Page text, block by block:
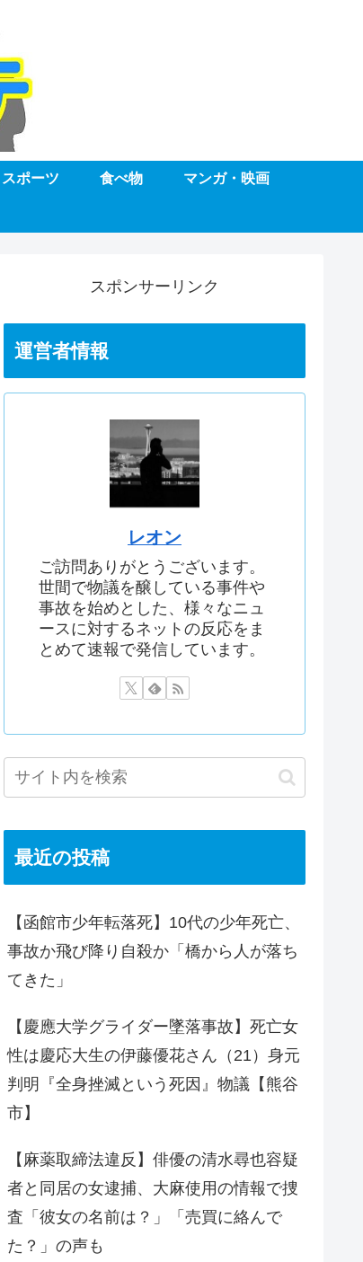
スポーツ 食べ物 マンガ・映画
スポンサーリンク
運営者情報
レオン
ご訪問ありがとうございます。
世間で物議を醸している事件や
事故を始めとした、様々なニュ
ースに対するネットの反応をま
とめて速報で発信しています。
最近の投稿
【函館市少年転落死】10代の少年死亡、
事故か飛び降り自殺か「橋から人が落ち
てきた」
【慶應大学グライダー墜落事故】死亡女
性は慶応大生の伊藤優花さん（21）身元
判明『全身挫滅という死因』物議【熊谷
市】
【麻薬取締法違反】俳優の清水尋也容疑
者と同居の女逮捕、大麻使用の情報で捜
査「彼女の名前は？」「売買に絡んで
た？」の声も